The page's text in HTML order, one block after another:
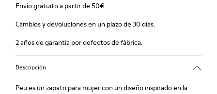
Envío gratuito a partir de 50€
Cambios y devoluciones en un plazo de 30 días.
2 años de garantía por defectos de fábrica.
Descripción
Peu es un zapato para mujer con un diseño inspirado en la